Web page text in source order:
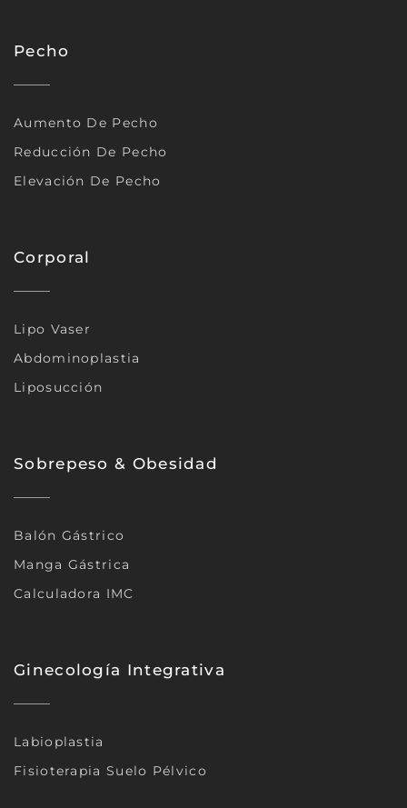
Pecho
Aumento De Pecho
Reducción De Pecho
Elevación De Pecho
Corporal
Lipo Vaser
Abdominoplastia
Liposucción
Sobrepeso & Obesidad
Balón Gástrico
Manga Gástrica
Calculadora IMC
Ginecología Integrativa
Labioplastia
Fisioterapia Suelo Pélvico